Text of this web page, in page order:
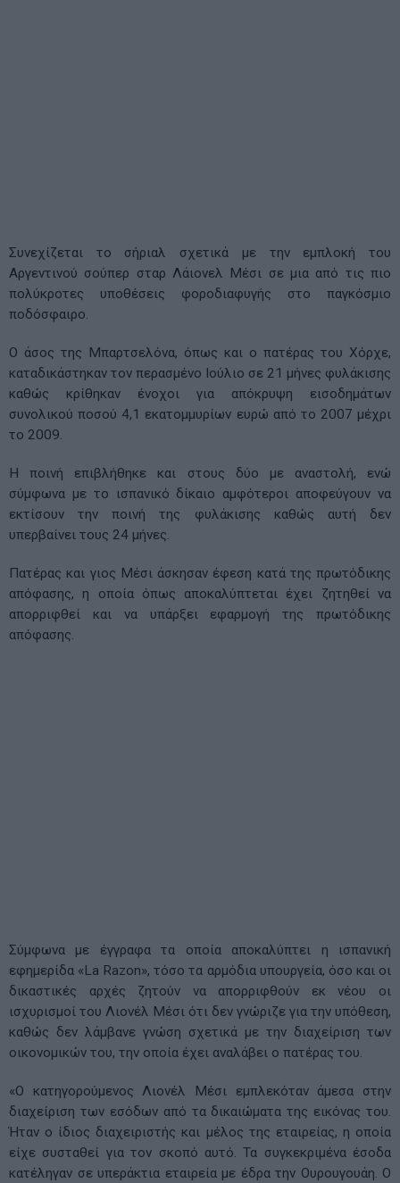
Συνεχίζεται το σήριαλ σχετικά με την εμπλοκή του
Αργεντινού σούπερ σταρ Λάιονελ Μέσι σε μια από τις πιο
πολύκροτες υποθέσεις φοροδιαφυγής στο παγκόσμιο
ποδόσφαιρο.
Ο άσος της Μπαρτσελόνα, όπως και ο πατέρας του Χόρχε,
καταδικάστηκαν τον περασμένο Ιούλιο σε 21 μήνες φυλάκισης
καθώς κρίθηκαν ένοχοι για απόκρυψη εισοδημάτων
συνολικού ποσού 4,1 εκατομμυρίων ευρώ από το 2007 μέχρι
το 2009.
Η ποινή επιβλήθηκε και στους δύο με αναστολή, ενώ
σύμφωνα με το ισπανικό δίκαιο αμφότεροι αποφεύγουν να
εκτίσουν την ποινή της φυλάκισης καθώς αυτή δεν
υπερβαίνει τους 24 μήνες.
Πατέρας και γιος Μέσι άσκησαν έφεση κατά της πρωτόδικης
απόφασης, η οποία όπως αποκαλύπτεται έχει ζητηθεί να
απορριφθεί και να υπάρξει εφαρμογή της πρωτόδικης
απόφασης.
Σύμφωνα με έγγραφα τα οποία αποκαλύπτει η ισπανική
εφημερίδα «La Razon», τόσο τα αρμόδια υπουργεία, όσο και οι
δικαστικές αρχές ζητούν να απορριφθούν εκ νέου οι
ισχυρισμοί του Λιονέλ Μέσι ότι δεν γνώριζε για την υπόθεση,
καθώς δεν λάμβανε γνώση σχετικά με την διαχείριση των
οικονομικών του, την οποία έχει αναλάβει ο πατέρας του.
«Ο κατηγορούμενος Λιονέλ Μέσι εμπλεκόταν άμεσα στην
διαχείριση των εσόδων από τα δικαιώματα της εικόνας του.
Ήταν ο ίδιος διαχειριστής και μέλος της εταιρείας, η οποία
είχε συσταθεί για τον σκοπό αυτό. Τα συγκεκριμένα έσοδα
κατέληγαν σε υπεράκτια εταιρεία με έδρα την Ουρουγουάη. Ο